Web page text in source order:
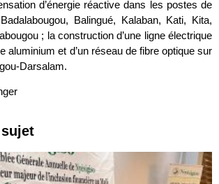
d’énergie réactive dans les postes de
Balingué, Kalaban, Kati, Kita,
; la construction d’une ligne électrique
aluminium et d’un réseau de fibre optique sur
Darsalam.